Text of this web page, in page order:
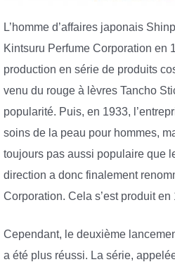
L’homme d’affaires japonais
Kintsuru Perfume Corporation en
production en série de produits
venu du rouge à lèvres Tancho
popularité. Puis, en 1933,
soins de la peau pour hommes,
toujours pas aussi populaire que
direction a donc finalement
Corporation. Cela s’est produit en
Cependant, le deuxième
a été plus réussi. La série,